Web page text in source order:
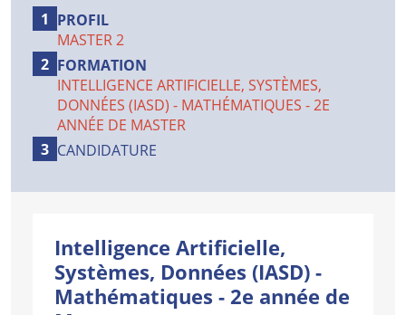
PROFIL
MASTER 2
FORMATION
INTELLIGENCE ARTIFICIELLE, SYSTÈMES,
DONNÉES (IASD) - MATHÉMATIQUES - 2E
ANNÉE DE MASTER
CANDIDATURE
Intelligence Artificielle,
Systèmes, Données (IASD) -
Mathématiques - 2e année de